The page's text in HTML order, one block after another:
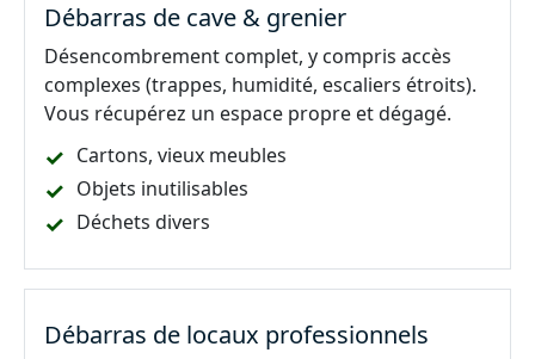
Débarras de cave & grenier
Désencombrement complet, y compris accès
complexes (trappes, humidité, escaliers étroits).
Vous récupérez un espace propre et dégagé.
Cartons, vieux meubles
Objets inutilisables
Déchets divers
Débarras de locaux professionnels